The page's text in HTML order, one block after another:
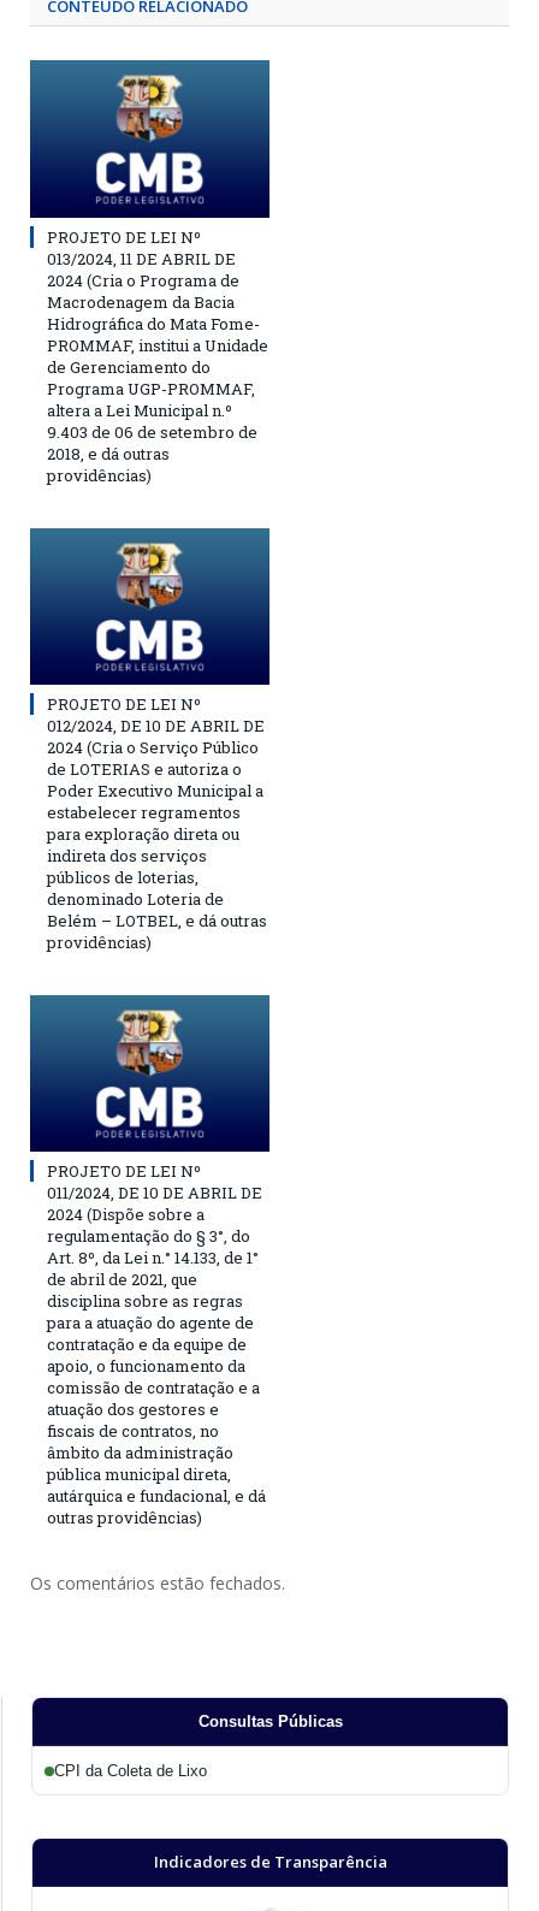
CONTEÚDO RELACIONADO
PROJETO DE LEI Nº
013/2024, 11 DE ABRIL DE
2024 (Cria o Programa de
Macrodenagem da Bacia
Hidrográfica do Mata Fome-
PROMMAF, institui a Unidade
de Gerenciamento do
Programa UGP-PROMMAF,
altera a Lei Municipal n.º
9.403 de 06 de setembro de
2018, e dá outras
providências)
PROJETO DE LEI Nº
012/2024, DE 10 DE ABRIL DE
2024 (Cria o Serviço Público
de LOTERIAS e autoriza o
Poder Executivo Municipal a
estabelecer regramentos
para exploração direta ou
indireta dos serviços
públicos de loterias,
denominado Loteria de
Belém – LOTBEL, e dá outras
providências)
PROJETO DE LEI Nº
011/2024, DE 10 DE ABRIL DE
2024 (Dispõe sobre a
regulamentação do § 3°, do
Art. 8º, da Lei n.° 14.133, de 1°
de abril de 2021, que
disciplina sobre as regras
para a atuação do agente de
contratação e da equipe de
apoio, o funcionamento da
comissão de contratação e a
atuação dos gestores e
fiscais de contratos, no
âmbito da administração
pública municipal direta,
autárquica e fundacional, e dá
outras providências)
Os comentários estão fechados.
Consultas Públicas
CPI da Coleta de Lixo
Indicadores de Transparência